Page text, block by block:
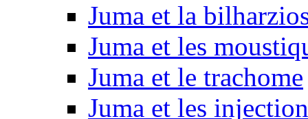
Juma et la
Juma et les
Juma et le trachome
Juma et les